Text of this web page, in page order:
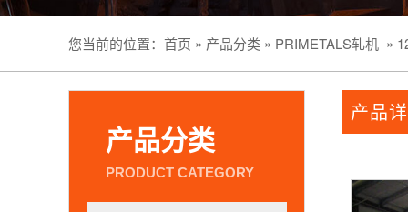
您当前的位置： 首页 » 产品分类 » PRIMETALS轧机 »
产品分类
产品